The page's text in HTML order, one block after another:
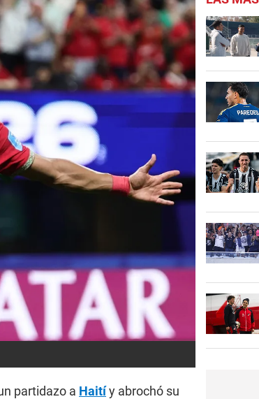
partidazo a Haitíy abrochó su